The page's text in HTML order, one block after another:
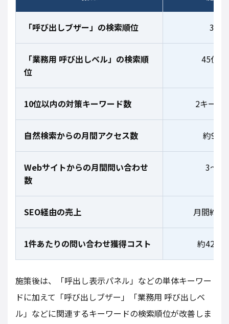
「呼び出しブザー」の検索順位 38位
「業務用 呼び出しベル」の検索順
位
45位以
10位以内の対策キーワード数 2キーワ
自然検索からの月間アクセス数 約900
Webサイトからの月間問い合わせ
数
3〜5
SEO経由の売上 月間約
1件あたりの問い合わせ獲得コスト 約
施策後は、「呼出し表示パネル」などの単体キーワー
ドに加えて「呼び出しブザー」「業務用 呼び出しベ
ル」などに関連するキーワードの検索順位が改善しま